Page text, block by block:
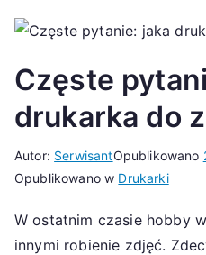
Częste
drukarka do
Autor: SerwisantOpublikowano
Opublikowano w Drukarki
W ostatnim czasie hobby
innymi robienie zdjęć.